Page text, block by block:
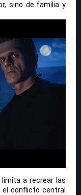
sino de familia y
a recrear las
el conflicto central